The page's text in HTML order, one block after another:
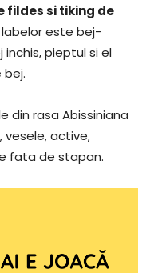
fildes si tiking de
este bej-
pieptul si el
din rasa Abissiniana
active,
fata de stapan.